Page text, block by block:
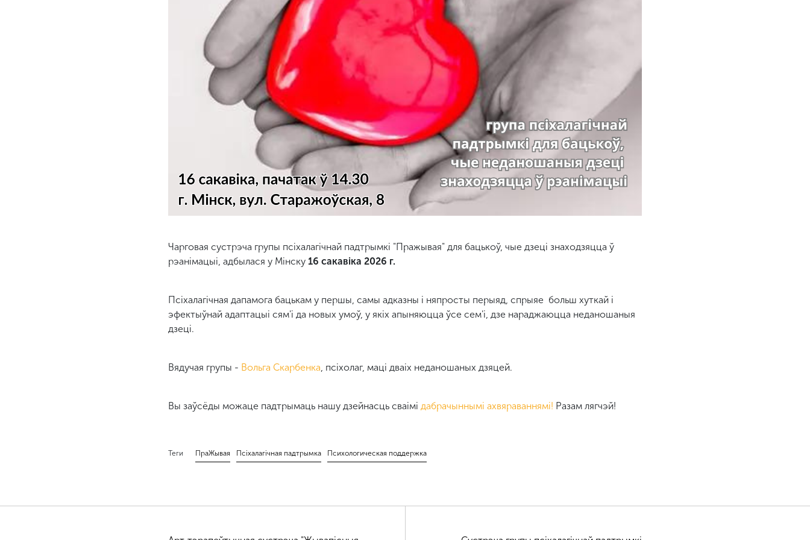
Чарговая сустрэча групы псіхалагічнай падтрымкі "Пражывая" для бацькоў, чые дзеці знаходзяцца ў
рэанімацыі, адбылася у Мінску 16 сакавіка 2026 г.
Псіхалагічная дапамога бацькам у першы, самы адказны і няпросты перыяд, спрыяе больш хуткай і
эфектыўнай адаптацыі сям'і да новых умоў, у якіх апыняюцца ўсе сем'і, дзе нараджаюцца неданошаныя
дзеці.
Вядучая групы - Вольга Скарбенка , псіхолаг, маці дваіх неданошаных дзяцей.
Вы заўсёды можаце падтрымаць нашу дзейнасць сваімі дабрачыннымі ахвяраваннямі! Разам лягчэй!
Теги ПраЖывая Псіхалагічная падтрымка Психологическая поддержка